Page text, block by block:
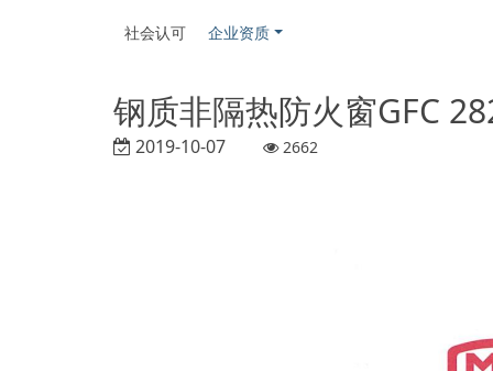
社会认可 企业资质
钢质非隔热防火窗GFC
2019-10-07 2662